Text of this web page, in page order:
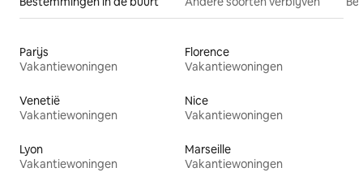
Parijs
Vakantiewoningen
Florence
Vakantiewoningen
Venetië
Vakantiewoningen
Nice
Vakantiewoningen
Lyon
Vakantiewoningen
Marseille
Vakantiewoningen